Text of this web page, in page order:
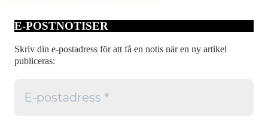
E-POSTNOTISER
Skriv din e-postadress för att få en notis när en ny artikel
publiceras: